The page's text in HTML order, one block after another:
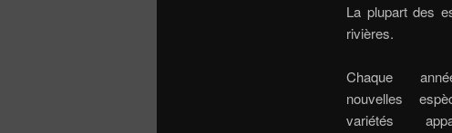
La plupart des
rivières.
Chaque
nouvelles
variétés